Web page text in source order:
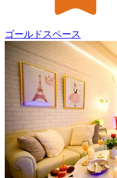
ゴールドスペース